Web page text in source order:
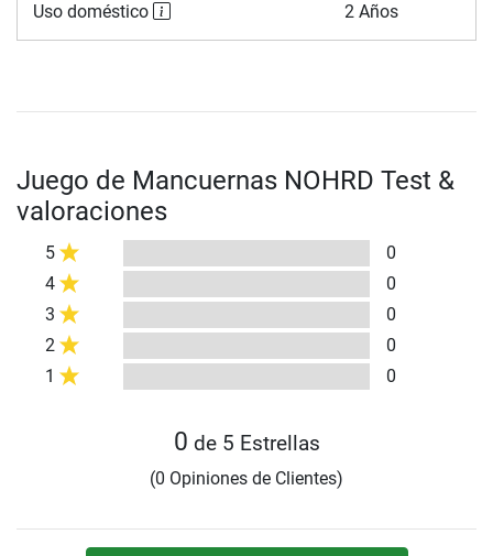
Uso doméstico 2 Años
Juego de Mancuernas NOHRD Test &
valoraciones
5
0
4
0
3
0
2
0
1
0
0 de 5 Estrellas
(0 Opiniones de Clientes)